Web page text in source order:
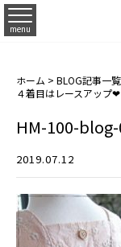
menu
ホーム > BLOG記事一覧
４着目はレースアップ❤
HM-100-
2019.07.12